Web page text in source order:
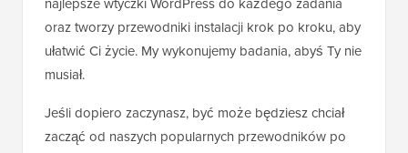
oraz tworzy przewodniki instalacji krok po kroku, aby
ułatwić Ci życie. My wykonujemy badania, abyś Ty nie
musiał.
Jeśli dopiero zaczynasz, być może będziesz chciał
zacząć od naszych popularnych przewodników po